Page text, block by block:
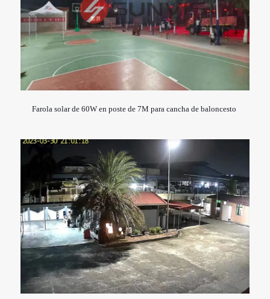
Farola solar de 60W en poste de 7M para cancha de baloncesto